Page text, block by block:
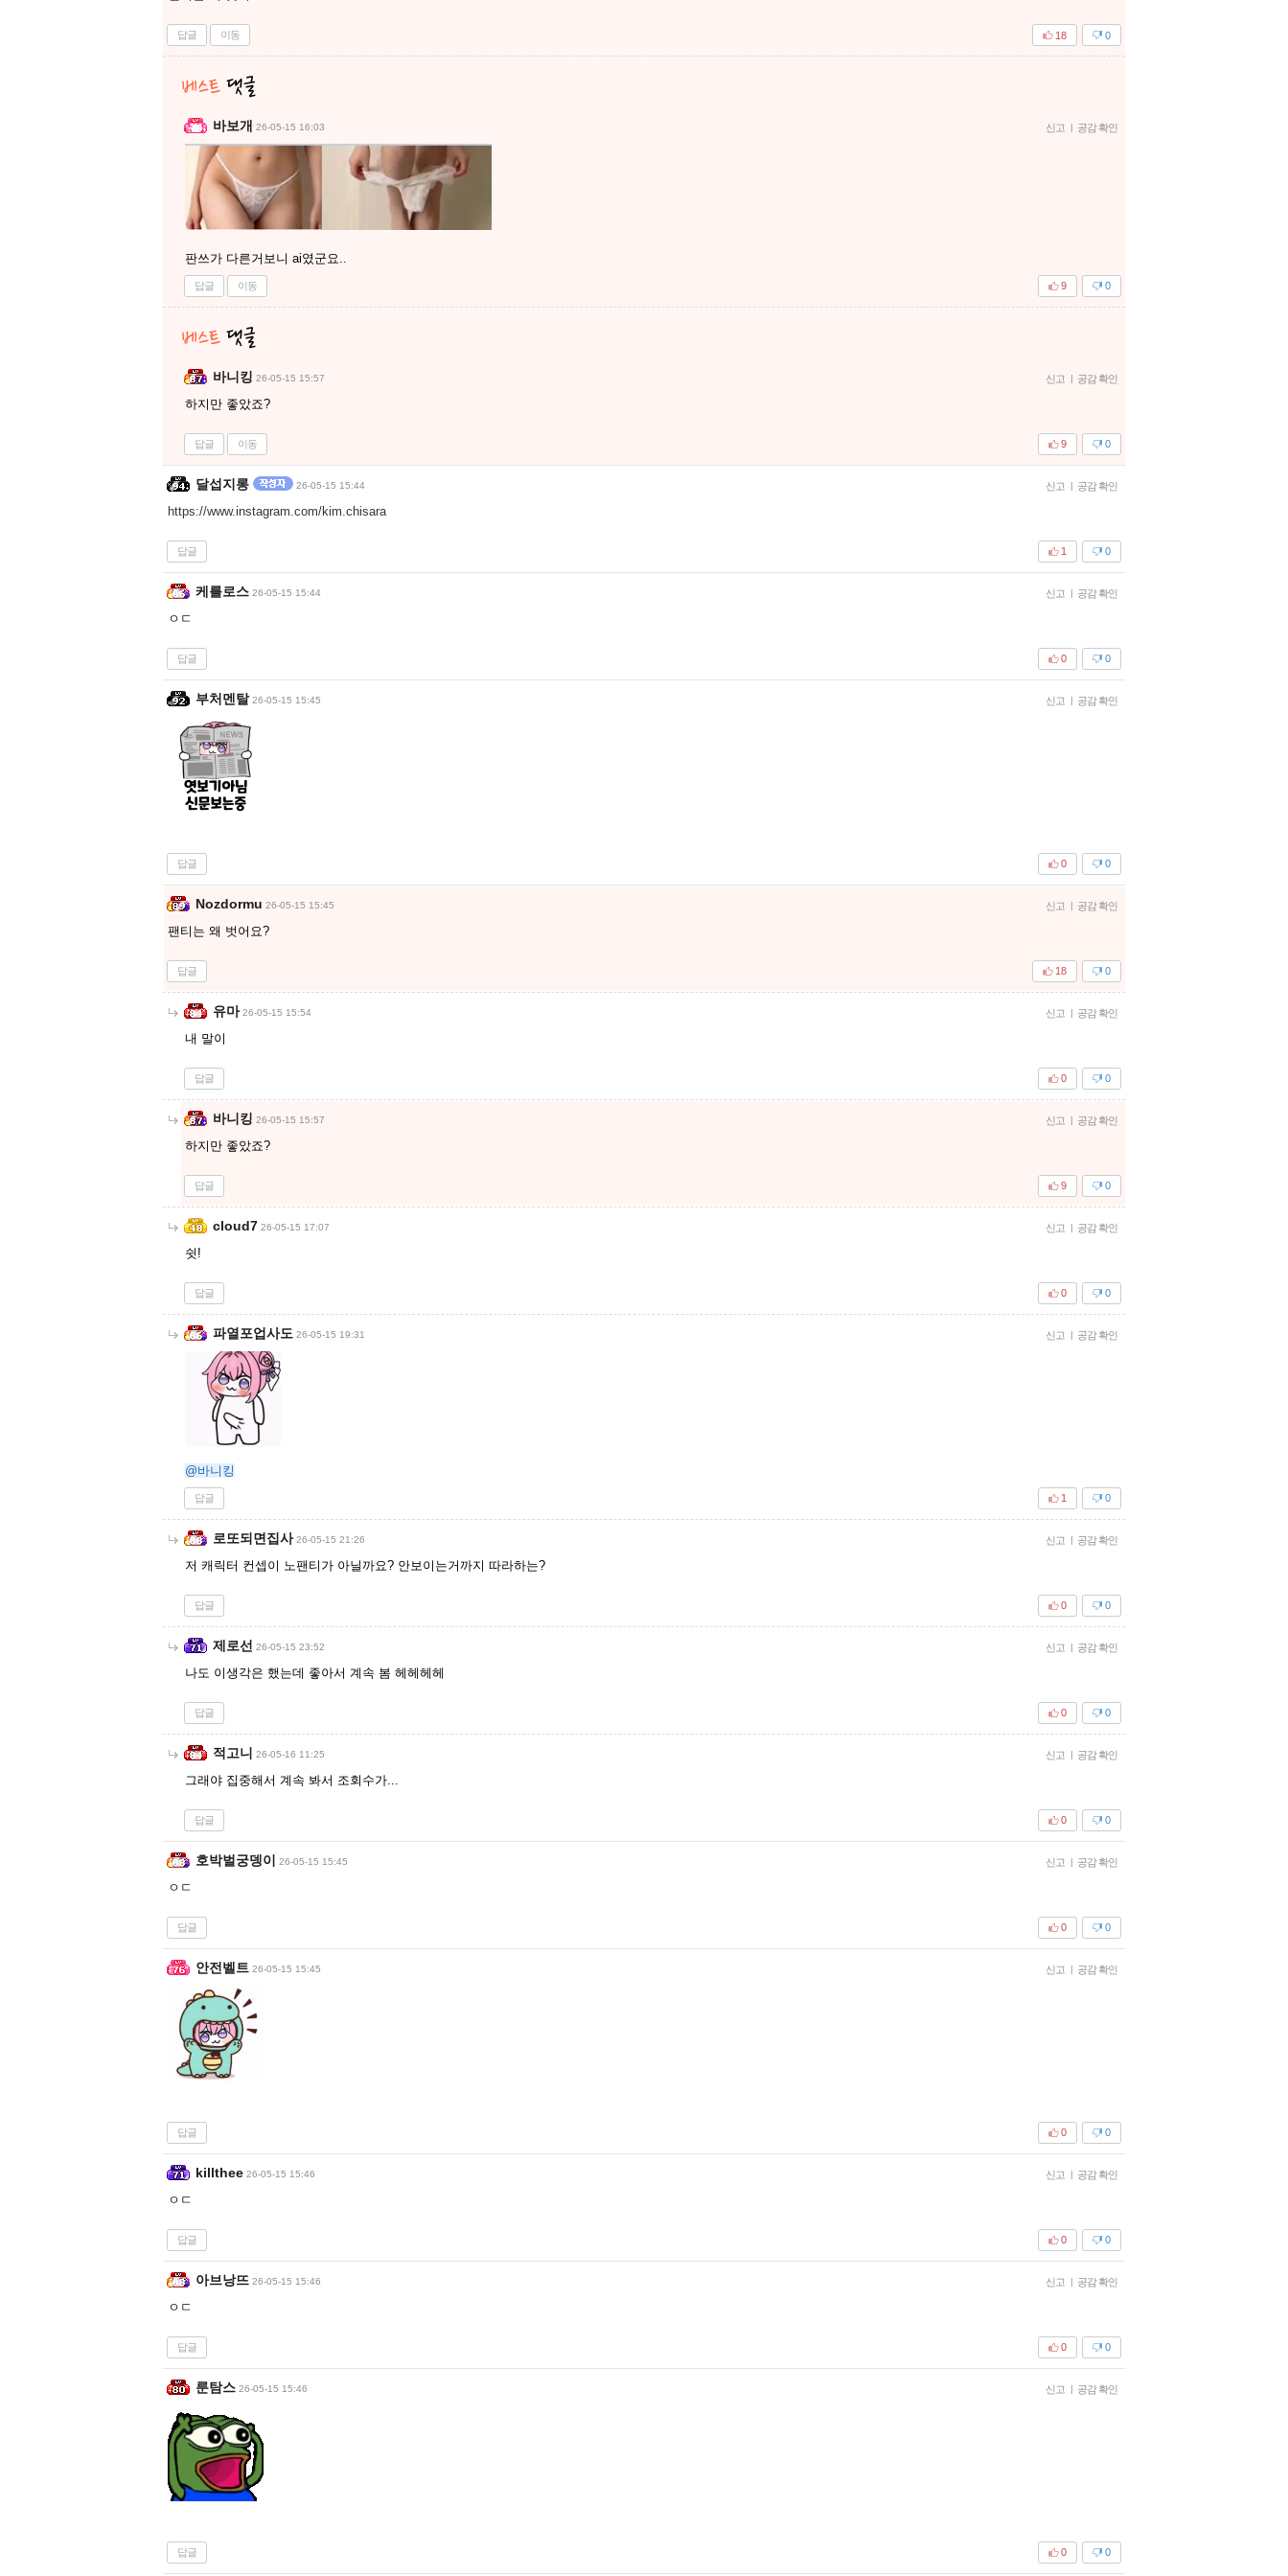
답글 이동 0
18
바보개 26-05-15 16:03 신고 | 공감 확인
판쓰가 다른거보니 ai였군요..
답글 이동 0
9
바니킹 26-05-15 15:57 신고 | 공감 확인
하지만 좋았죠?
답글 이동 0
9
달섭지롱 26-05-15 15:44 신고 | 공감 확인
https://www.instagram.com/kim.chisara
답글 0
1
케를로스 26-05-15 15:44 신고 | 공감 확인
ㅇㄷ
답글 0
0
부처멘탈 26-05-15 15:45 신고 | 공감 확인
답글 0
0
Nozdormu 26-05-15 15:45 신고 | 공감 확인
팬티는 왜 벗어요?
답글 0
18
유마 26-05-15 15:54 신고 | 공감 확인
내 말이
답글 0
0
바니킹 26-05-15 15:57 신고 | 공감 확인
하지만 좋았죠?
답글 0
9
cloud7 26-05-15 17:07 신고 | 공감 확인
쉿!
답글 0
0
파열포업사도 26-05-15 19:31 신고 | 공감 확인
@바니킹
답글 0
1
로또되면집사 26-05-15 21:26 신고 | 공감 확인
저 캐릭터 컨셉이 노팬티가 아닐까요? 안보이는거까지 따라하는?
답글 0
0
제로선 26-05-15 23:52 신고 | 공감 확인
나도 이생각은 했는데 좋아서 계속 봄 헤헤헤헤
답글 0
0
적고니 26-05-16 11:25 신고 | 공감 확인
그래야 집중해서 계속 봐서 조회수가...
답글 0
0
호박벌궁뎅이 26-05-15 15:45 신고 | 공감 확인
ㅇㄷ
답글 0
0
안전벨트 26-05-15 15:45 신고 | 공감 확인
답글 0
0
killthee 26-05-15 15:46 신고 | 공감 확인
ㅇㄷ
답글 0
0
아브낭뜨 26-05-15 15:46 신고 | 공감 확인
ㅇㄷ
답글 0
0
룬탐스 26-05-15 15:46 신고 | 공감 확인
답글 0
0